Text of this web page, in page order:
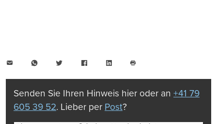
WhatsAppTwitter FacebookLinkedIn
drucken
Senden Sie Ihren Hinweis hier oder an +41 79
605 39 52. Lieber per Post?